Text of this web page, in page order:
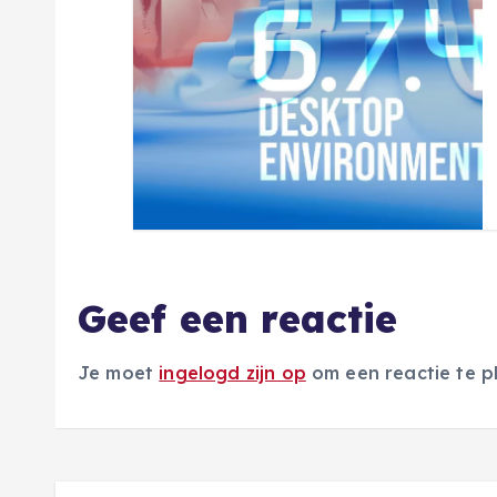
Geef een reactie
Je moet ingelogd zijn op om een reactie te